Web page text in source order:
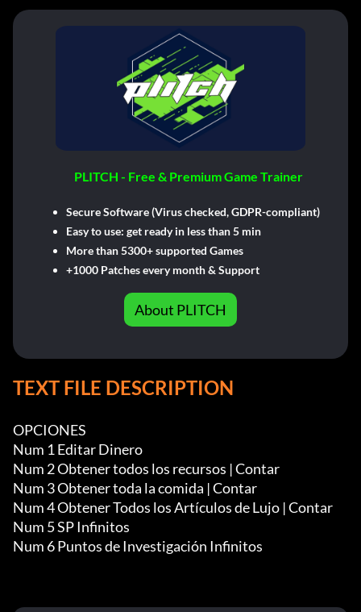
PLITCH - Free & Premium Game Trainer
Secure Software (Virus checked, GDPR-compliant)
Easy to use: get ready in less than 5 min
More than 5300+ supported Games
+1000 Patches every month & Support
About PLITCH
TEXT FILE DESCRIPTION
OPCIONES
Num 1 Editar Dinero
Num 2 Obtener todos los recursos | Contar
Num 3 Obtener toda la comida | Contar
Num 4 Obtener Todos los Artículos de Lujo | Contar
Num 5 SP Infinitos
Num 6 Puntos de Investigación Infinitos